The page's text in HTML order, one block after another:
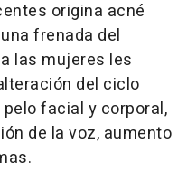
origina acné
frenada del
las mujeres les
del ciclo
facial y corporal,
de la voz, aumento